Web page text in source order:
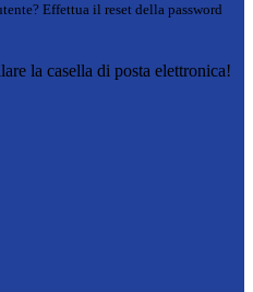
Effettua il reset della password
la casella di posta elettronica!